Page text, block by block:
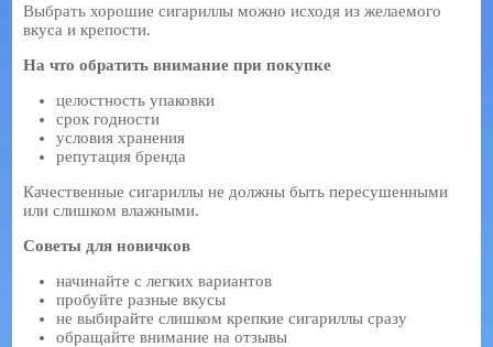
Выбрать хорошие сигариллы можно исходя из желаемого
вкуса и крепости.
На что обратить внимание при покупке
целостность упаковки
срок годности
условия хранения
репутация бренда
Качественные сигариллы не должны быть пересушенными
или слишком влажными.
Советы для новичков
начинайте с легких вариантов
пробуйте разные вкусы
не выбирайте слишком крепкие сигариллы сразу
обращайте внимание на отзывы